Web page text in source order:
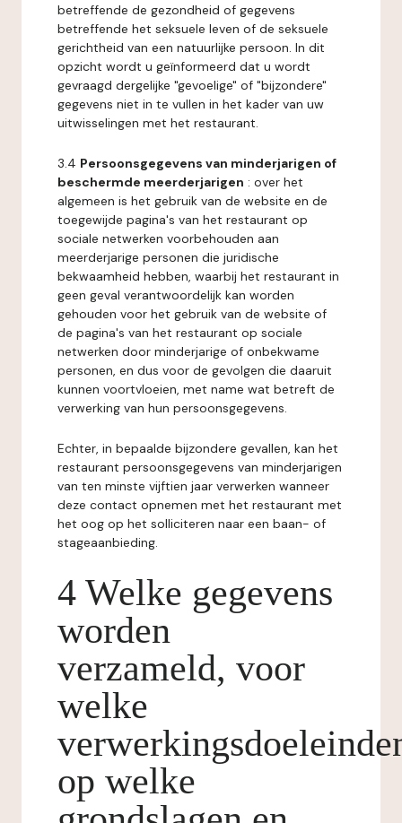
betreffende de gezondheid of gegevens
betreffende het seksuele leven of de seksuele
gerichtheid van een natuurlijke persoon. In dit
opzicht wordt u geïnformeerd dat u wordt
gevraagd dergelijke "gevoelige" of "bijzondere"
gegevens niet in te vullen in het kader van uw
uitwisselingen met het restaurant.
3.4 Persoonsgegevens van minderjarigen of
beschermde meerderjarigen : over het
algemeen is het gebruik van de website en de
toegewijde pagina's van het restaurant op
sociale netwerken voorbehouden aan
meerderjarige personen die juridische
bekwaamheid hebben, waarbij het restaurant in
geen geval verantwoordelijk kan worden
gehouden voor het gebruik van de website of
de pagina's van het restaurant op sociale
netwerken door minderjarige of onbekwame
personen, en dus voor de gevolgen die daaruit
kunnen voortvloeien, met name wat betreft de
verwerking van hun persoonsgegevens.
Echter, in bepaalde bijzondere gevallen, kan het
restaurant persoonsgegevens van minderjarigen
van ten minste vijftien jaar verwerken wanneer
deze contact opnemen met het restaurant met
het oog op het solliciteren naar een baan- of
stageaanbieding.
4 Welke gegevens
worden
verzameld, voor
welke
op welke